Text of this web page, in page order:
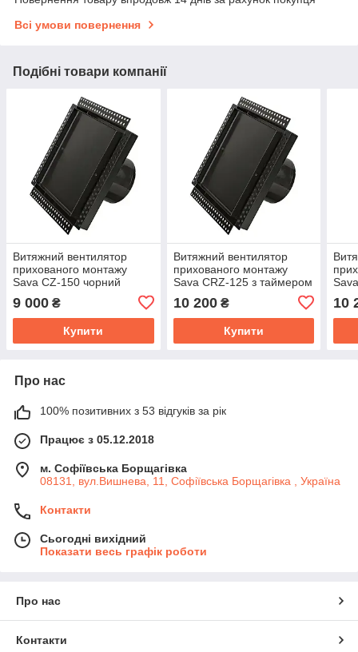
Всі умови повернення
Подібні товари компанії
Витяжний вентилятор
прихованого монтажу
Sava CZ-150 чорний
9 000 ₴
Купити
Витяжний вентилятор
прихованого монтажу
Sava CRZ-125 з таймером
10 200₴
Купити
10
Про нас
100% позитивних з 53 відгуків за рік
Працює з 05.12.2018
м. Софіївська Борщагівка
08131, вул.Вишнева, 11, Софіївська Борщагівка , Україна
Контакти
Сьогодні вихідний
Показати весь графік роботи
Про нас
Контакти